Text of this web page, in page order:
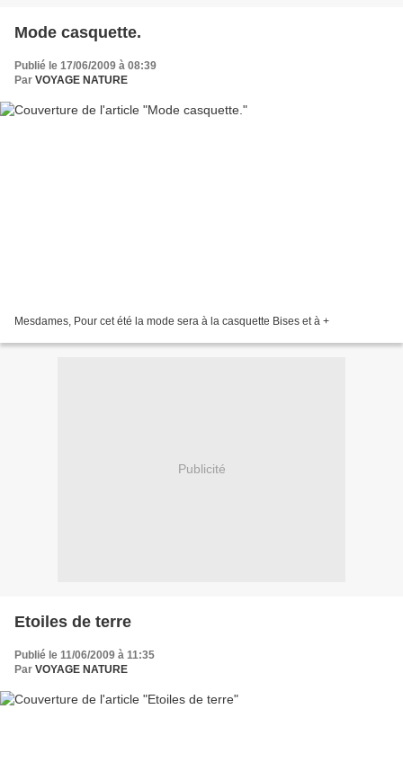
Mode casquette.
Publié le 17/06/2009 à 08:39
Par VOYAGE NATURE
Mesdames, Pour cet été la mode sera à la casquette Bises et à +
Publicité
Etoiles de terre
Publié le 11/06/2009 à 11:35
Par VOYAGE NATURE